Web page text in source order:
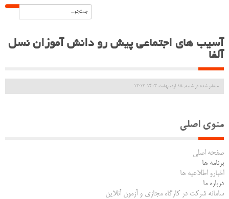
آسیب های اجتماعی پیش رو دانش آموزان نسل
آلفا
منتشر شده در شنبه, 15 ارديبهشت 1403 12:13
منوی اصلی
صفحه اصلی
برنامه ها
اخبارو اطلاعیه ها
درباره ما
سامانه شرکت در کارگاه مجازی و آزمون آنلاین